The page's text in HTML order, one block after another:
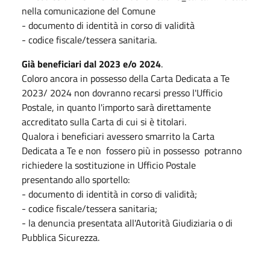
nella comunicazione del Comune
- documento di identità in corso di validità
- codice fiscale/tessera sanitaria.
Già beneficiari dal 2023 e/o 2024.
Coloro ancora in possesso della Carta Dedicata a Te
2023/ 2024 non dovranno recarsi presso l'Ufficio
Postale, in quanto l'importo sarà direttamente
accreditato sulla Carta di cui si è titolari.
Qualora i beneficiari avessero smarrito la Carta
Dedicata a Te e non fossero più in possesso potranno
richiedere la sostituzione in Ufficio Postale
presentando allo sportello:
- documento di identità in corso di validità;
- codice fiscale/tessera sanitaria;
- la denuncia presentata all'Autorità Giudiziaria o di
Pubblica Sicurezza.